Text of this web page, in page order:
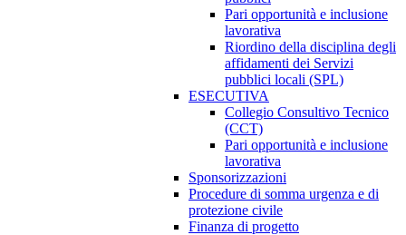
Pari opportunità e inclusione
lavorativa
Riordino della disciplina degli
affidamenti dei Servizi
pubblici locali (SPL)
ESECUTIVA
Collegio Consultivo Tecnico
(CCT)
Pari opportunità e inclusione
lavorativa
Sponsorizzazioni
Procedure di somma urgenza e di
protezione civile
Finanza di progetto